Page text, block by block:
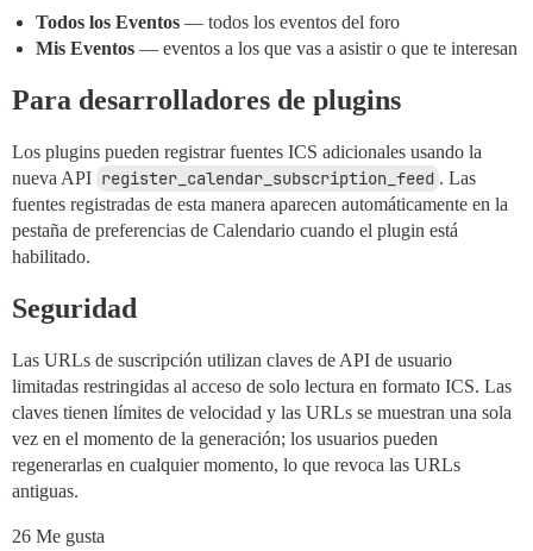
Todos los Eventos — todos los eventos del foro
Mis Eventos — eventos a los que vas a asistir o que te interesan
Para desarrolladores de plugins
Los plugins pueden registrar fuentes ICS adicionales usando la
nueva API register_calendar_subscription_feed . Las
fuentes registradas de esta manera aparecen automáticamente en la
pestaña de preferencias de Calendario cuando el plugin está
habilitado.
Seguridad
Las URLs de suscripción utilizan claves de API de usuario
limitadas restringidas al acceso de solo lectura en formato ICS. Las
claves tienen límites de velocidad y las URLs se muestran una sola
vez en el momento de la generación; los usuarios pueden
regenerarlas en cualquier momento, lo que revoca las URLs
antiguas.
26 Me gusta